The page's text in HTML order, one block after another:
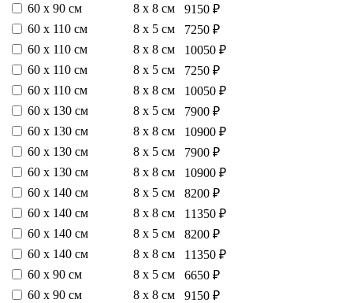
60 х 90 см
8 х 8 см
9150 ₽
60 х 110 см
8 х 5 см
7250 ₽
60 х 110 см
8 х 8 см
10050 ₽
60 х 110 см
8 х 5 см
7250 ₽
60 х 110 см
8 х 8 см
10050 ₽
60 х 130 см
8 х 5 см
7900 ₽
60 х 130 см
8 х 8 см
10900 ₽
60 х 130 см
8 х 5 см
7900 ₽
60 х 130 см
8 х 8 см
10900 ₽
60 х 140 см
8 х 5 см
8200 ₽
60 х 140 см
8 х 8 см
11350 ₽
60 х 140 см
8 х 5 см
8200 ₽
60 х 140 см
8 х 8 см
11350 ₽
60 х 90 см
8 х 5 см
6650 ₽
60 х 90 см
8 х 8 см
9150 ₽